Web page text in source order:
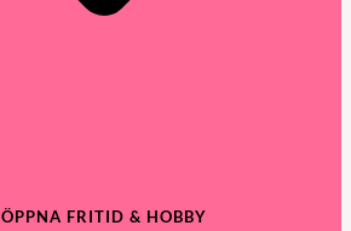
ÖPPNA FRITID & HOBBY